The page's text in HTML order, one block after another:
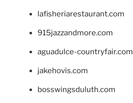
lafisheriarestaurant.com
915jazzandmore.com
aguadulce-countryfair.com
jakehovis.com
bosswingsduluth.com